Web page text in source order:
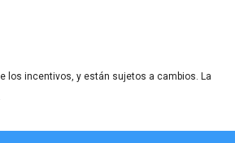
los incentivos, y están sujetos a cambios. La